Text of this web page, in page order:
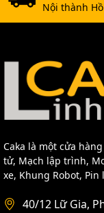
Nội thành
Caka là một cửa
tử, Mạch lập trình,
xe, Khung Robot, Pin
40/12 Lữ Gia,